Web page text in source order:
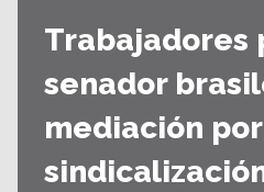
Trabajadores
senador
mediación por